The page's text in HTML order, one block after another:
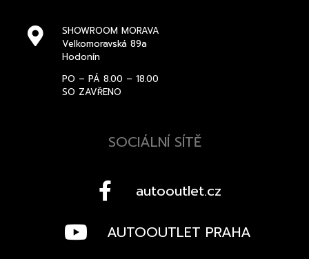
SHOWROOM MORAVA
Velkomoravská 89a
Hodonín
PO – PÁ 8.00 – 18.00
SO ZAVŘENO
SOCIÁLNÍ SÍTĚ
autooutlet.cz
AUTOOUTLET PRAHA